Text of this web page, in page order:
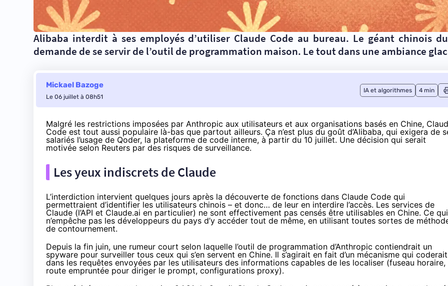
Alibaba interdit à ses employés d’utiliser Claude Code au bureau. Le géant chinois
demande de se servir de l’outil de programmation maison. Le tout dans une ambiance
Mickael Bazoge
Le 06 juillet à 08h51
IA et algorithmes 4 min
Malgré les restrictions imposées par Anthropic aux utilisateurs et aux organisations basés en Chine,
Code est tout aussi populaire là-bas que partout ailleurs. Ça n’est plus du goût d’Alibaba, qui exigera de
salariés l’usage de Qoder, la plateforme de code interne, à partir du 10 juillet. Une décision qui serait
motivée selon Reuters par des risques de surveillance.
Les yeux indiscrets de Claude
L’interdiction intervient quelques jours après la découverte de fonctions dans Claude Code qui
permettraient d’identifier les utilisateurs chinois – et donc… de leur en interdire l’accès. Les services de
Claude (l’API et Claude.ai en particulier) ne sont effectivement pas censés être utilisables en Chine. Ce qui
n’empêche pas les développeurs du pays d’y accéder tout de même, en utilisant toutes sortes de
de contournement.
Depuis la fin juin, une rumeur court selon laquelle l’outil de programmation d’Anthropic contiendrait un
spyware pour surveiller tous ceux qui s’en servent en Chine. Il s’agirait en fait d’un mécanisme qui coderait
dans les requêtes envoyées par les utilisateurs des informations capables de les localiser (fuseau horaire,
route empruntée pour diriger le prompt, configurations proxy).